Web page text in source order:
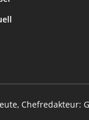
Chefredakteur: